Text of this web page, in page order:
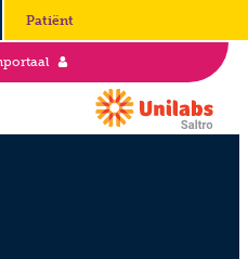
Patiënt